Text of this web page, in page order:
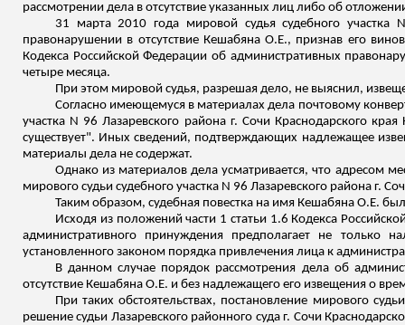
рассмотрении дела в отсутствие указанных лиц либо об
31 марта 2010 года мировой судья судебного участка
правонарушении в отсутствие КешабянаО.Е., признав его
Кодекса Российской Федерации об административных
четыре месяца.
При этом мировой судья, разрешая дело, не выяснил,
Согласно имеющемуся в материалах дела почтовому
участка N 96 Лазаревского района г. Сочи Краснодарского края
существует". Иных сведений, подтверждающих надлежащее
материалы дела не содержат.
Однако из материалов дела усматривается, что адресом
мирового судьи судебного участка N 96 Лазаревского района г.
Таким образом, судебная повестка на имя Кешабяна О.Е.
Исходя из положений части 1 статьи 1.6 Кодекса
административного принуждения предполагает не только
установленного законом порядка привлечения лица к
В данном случае порядок рассмотрения дела об
отсутствие Кешабяна О.Е. и без надлежащего его извещения о
При таких обстоятельствах, постановление мирового
решение судьи Лазаревского районного суда г. Сочи